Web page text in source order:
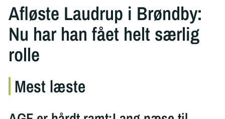
Afløste Laudrup i Brøndby:
Nu har han fået helt særlig
rolle
Mest læste